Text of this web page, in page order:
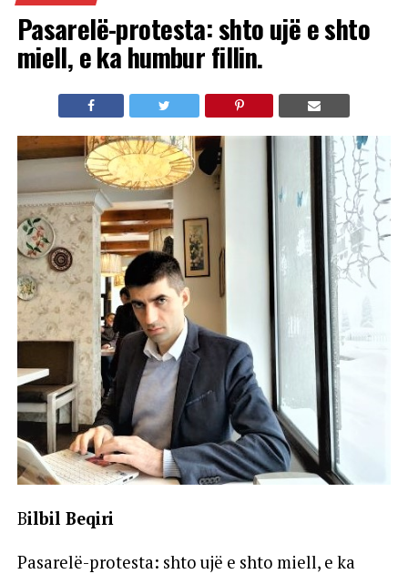
Pasarelë-protesta: shto ujë e shto
miell, e ka humbur fillin.
Bilbil Beqiri
Pasarelë-protesta: shto ujë e shto miell, e ka